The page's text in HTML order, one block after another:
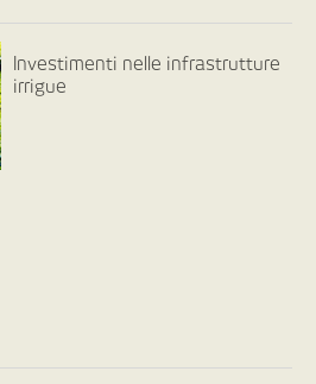
Investimenti nelle infrastrutture
irrigue